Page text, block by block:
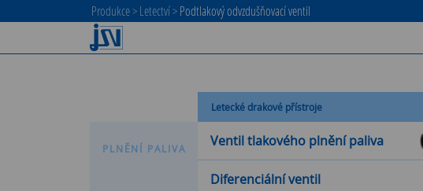
Produkce>Letectví>Podtlakový odvzdušňovací ventil
Letecké drakové přístroje
PLN ĚN Í PALIVA Ventil tlakového plnění paliva
Diferenciální ventil